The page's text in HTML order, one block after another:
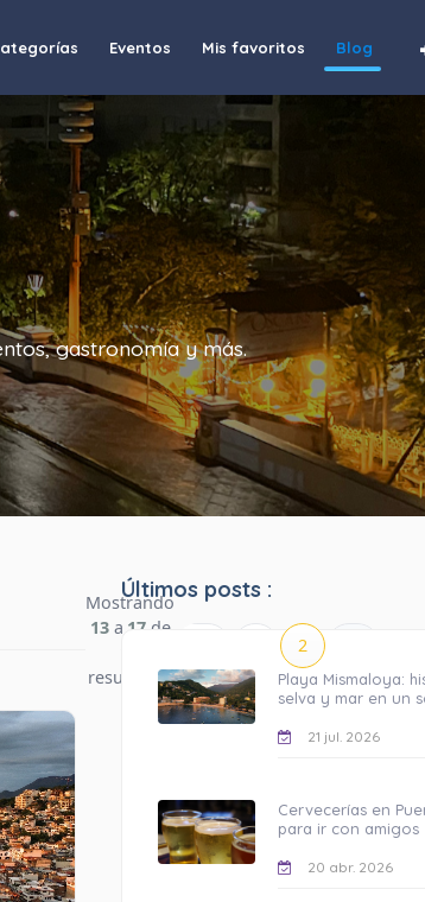
Eventos Mis favoritos Blog
gastronomía y más.
Mostrando
13a 17de
resultados
2
Últimos posts :
Playa Mismaloya:
selva y mar en un
21 jul. 2026
Cervecerías en
para ir con amigos
20 abr. 2026